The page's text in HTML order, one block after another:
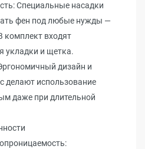
Специальные насадки
фен под любые нужды —
комплект входят
укладки и щетка.
дизайн и
делают использование
даже при длительной